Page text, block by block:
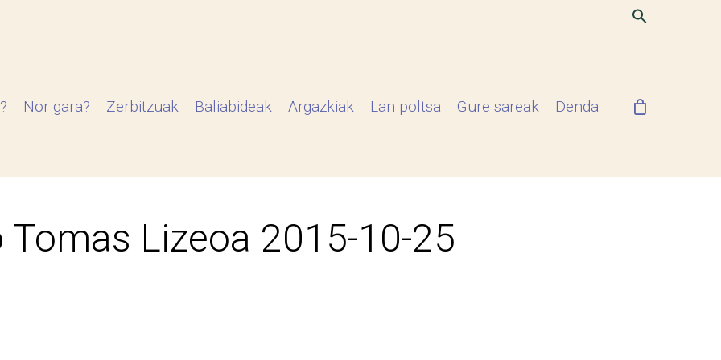
Nor gara? Zerbitzuak Baliabideak Argazkiak Lan poltsa Gure sareak Denda
Tomas Lizeoa 2015-10-25